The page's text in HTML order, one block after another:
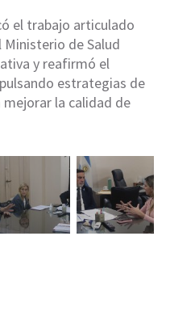
el trabajo articulado
de Salud
y reafirmó el
estrategias de
la calidad de